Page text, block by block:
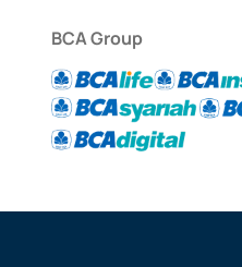
BCA Group